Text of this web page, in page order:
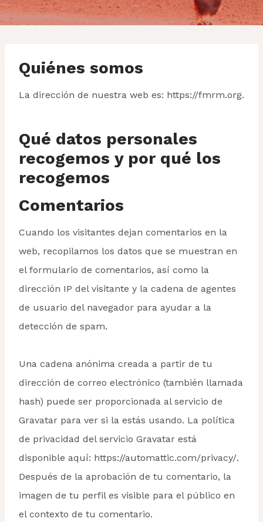
Quiénes somos
La dirección de nuestra web es: https://fmrm.org.
Qué datos personales
recogemos y por qué los
recogemos
Comentarios
Cuando los visitantes dejan comentarios en la
web, recopilamos los datos que se muestran en
el formulario de comentarios, así como la
dirección IP del visitante y la cadena de agentes
de usuario del navegador para ayudar a la
detección de spam.
Una cadena anónima creada a partir de tu
dirección de correo electrónico (también llamada
hash) puede ser proporcionada al servicio de
Gravatar para ver si la estás usando. La política
de privacidad del servicio Gravatar está
disponible aquí: https://automattic.com/privacy/.
Después de la aprobación de tu comentario, la
imagen de tu perfil es visible para el público en
el contexto de tu comentario.